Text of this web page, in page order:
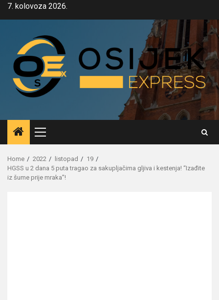
Skip7. kolovoza 2026.
Primary
Menu
Home 2022 listopad
19
HGSS u 2 dana 5 puta tragao za sakupljačima gljiva i kestenja! “Izađite
iz šume prije mraka”!